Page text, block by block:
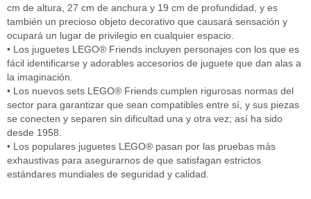
cm de altura, 27 cm de anchura y 19 cm de profundidad, y es
también un precioso objeto decorativo que causará sensación y
ocupará un lugar de privilegio en cualquier espacio.
• Los juguetes LEGO® Friends incluyen personajes con los que es
fácil identificarse y adorables accesorios de juguete que dan alas a
la imaginación.
• Los nuevos sets LEGO® Friends cumplen rigurosas normas del
sector para garantizar que sean compatibles entre sí, y sus piezas
se conecten y separen sin dificultad una y otra vez; así ha sido
desde 1958.
• Los populares juguetes LEGO® pasan por las pruebas más
exhaustivas para asegurarnos de que satisfagan estrictos
estándares mundiales de seguridad y calidad.